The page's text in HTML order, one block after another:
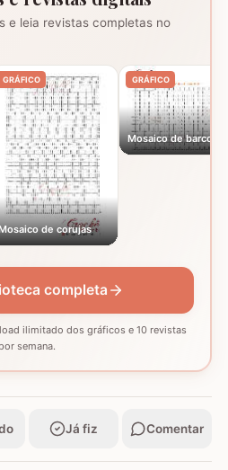
e leia revistas completas no
GRÁFICO
de corujas
GRÁFICO
Mosaico de barcos
completa
ilimitado dos gráficos e 10 revistas
semana.
Já fiz Comentar